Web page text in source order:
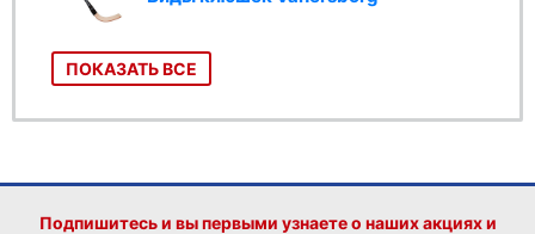
ПОКАЗАТЬ ВСЕ
Подпишитесь и вы первыми узнаете о наших акциях и